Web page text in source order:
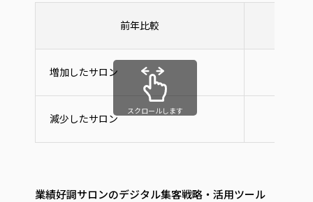
前年比較
増加したサロン
減少したサロン
スクロールします
業績好調サロンのデジタル集客戦略・活用ツール